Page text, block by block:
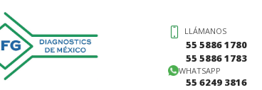
LLÁMANOS
55 5886 1780
55 5886 1783
WHATSAPP
55 6249 3816